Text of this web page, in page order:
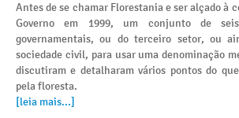
Antes de se chamar Florestania e ser alçado à
Governo em 1999, um conjunto de
governamentais, ou do terceiro setor, ou
sociedade civil, para usar uma denominação
discutiram e detalharam vários pontos do
pela floresta.
[leia mais...]